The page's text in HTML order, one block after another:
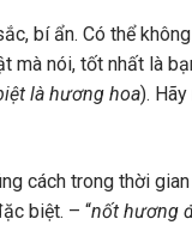
bí ẩn. Có thể không
mà nói, tốt nhất là
là hương hoa). Hãy
cách trong thời
biệt. – “nốt hương